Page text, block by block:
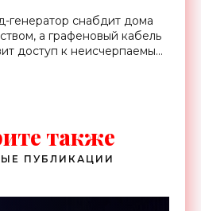
генератор снабдит дома
а графеновый кабель
доступ к неисчерпаемым
также
ПУБЛИКАЦИИ